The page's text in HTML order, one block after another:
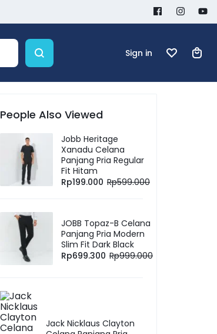
Sign in
People Also Viewed
Jobb Heritage
Xanadu Celana
Panjang Pria Regular
Fit Hitam
Rp199.000 Rp599.000
JOBB Topaz-B Celana
Panjang Pria Modern
Slim Fit Dark Black
Rp699.300 Rp999.000
Jack Nicklaus Clayton